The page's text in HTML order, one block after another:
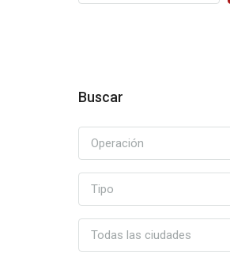
Buscar
Operación
Tipo
Todas las ciudades